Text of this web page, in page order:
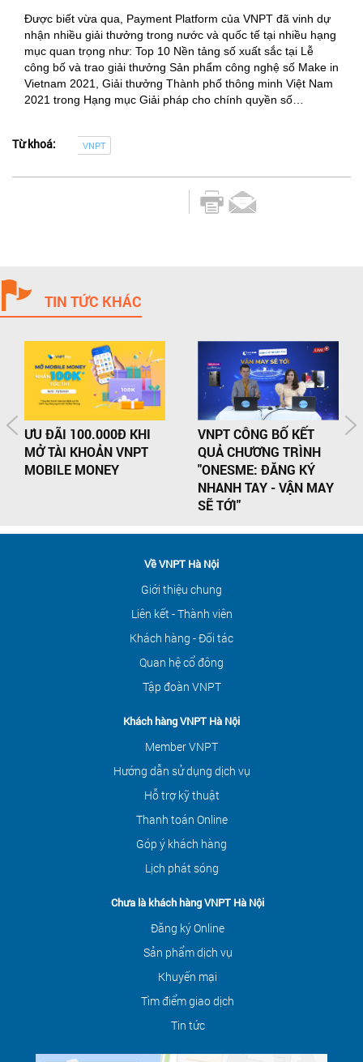
Được biết vừa qua, Payment Platform của VNPT đã vinh dự
nhận nhiều giải thưởng trong nước và quốc tế tại nhiều hạng
mục quan trọng như: Top 10 Nền tảng số xuất sắc tại Lễ
công bố và trao giải thưởng Sản phẩm công nghệ số Make in
Vietnam 2021, Giải thưởng Thành phố thông minh Việt Nam
2021 trong Hạng mục Giải pháp cho chính quyền số…
Từ khoá: VNPT
TIN TỨC KHÁC
ƯU ĐÃI 100.000Đ KHI
MỞ TÀI KHOẢN VNPT
MOBILE MONEY
VNPT CÔNG BỐ KẾT
QUẢ CHƯƠNG TRÌNH
"ONESME: ĐĂNG KÝ
NHANH TAY - VẬN MAY
SẼ TỚI"
Về VNPT Hà Nội
Giới thiệu chung
Liên kết - Thành viên
Khách hàng - Đối tác
Quan hệ cổ đông
Tập đoàn VNPT
Khách hàng VNPT Hà Nội
Member VNPT
Hướng dẫn sử dụng dịch vụ
Hỗ trợ kỹ thuật
Thanh toán Online
Góp ý khách hàng
Lịch phát sóng
Chưa là khách hàng VNPT Hà Nội
Đăng ký Online
Sản phẩm dịch vụ
Khuyến mại
Tìm điểm giao dịch
Tin tức